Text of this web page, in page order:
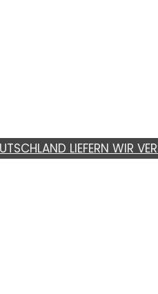
LIEFERN WIR